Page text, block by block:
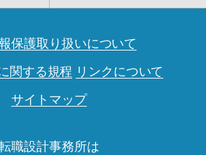
保護取り扱いについて
関する規程 リンクについて
サイトマップ
職設計事務所は